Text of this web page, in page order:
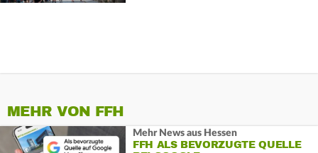
MEHR VON FFH
Mehr News aus Hessen
FFH ALS BEVORZUGTE QUELLE